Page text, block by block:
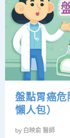
盤點胃癌
懶人包）
by 白映俞 醫師